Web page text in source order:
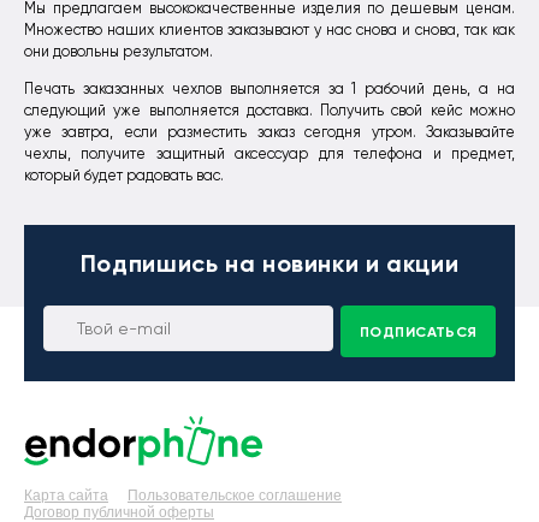
Мы предлагаем высококачественные изделия по дешевым ценам.
Множество наших клиентов заказывают у нас снова и снова, так как
они довольны результатом.
Печать заказанных чехлов выполняется за 1 рабочий день, а на
следующий уже выполняется доставка. Получить свой кейс можно
уже завтра, если разместить заказ сегодня утром. Заказывайте
чехлы, получите защитный аксессуар для телефона и предмет,
который будет радовать вас.
Подпишись на новинки и акции
ПОДПИСАТЬСЯ
Карта сайта
Пользовательское соглашение
Договор публичной оферты